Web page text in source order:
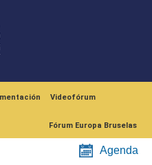
Videofórum
Fórum Europa Bruselas
Agenda